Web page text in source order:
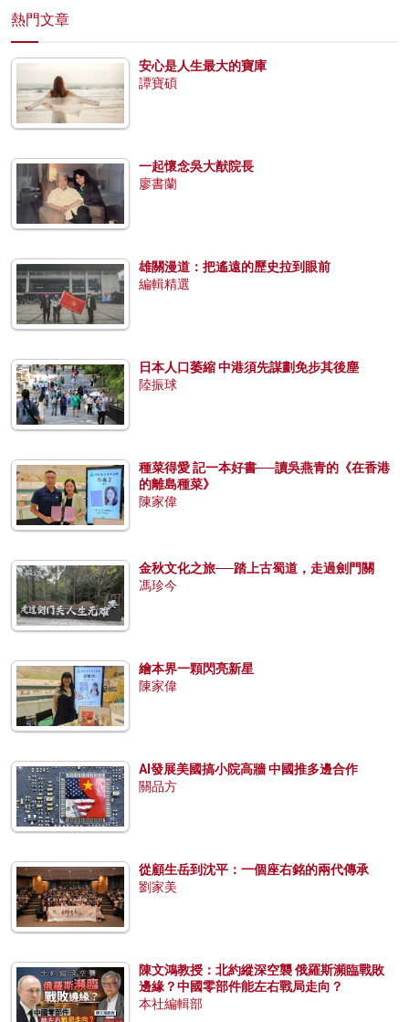
熱門文章
安心是人生最大的寶庫
譚寶碩
一起懷念吳大猷院長
廖書蘭
雄關漫道：把遙遠的歷史拉到眼前
編輯精選
日本人口萎縮 中港須先謀劃免步其後塵
陸振球
種菜得愛 記一本好書──讀吳燕青的《在香港
的離島種菜》
陳家偉
金秋文化之旅──踏上古蜀道，走過劍門關
馮珍今
繪本界一顆閃亮新星
陳家偉
AI發展美國搞小院高牆 中國推多邊合作
關品方
從顧生岳到沈平：一個座右銘的兩代傳承
劉家美
陳文鴻教授：北約縱深空襲 俄羅斯瀕臨戰敗
邊緣？中國零部件能左右戰局走向？
本社編輯部